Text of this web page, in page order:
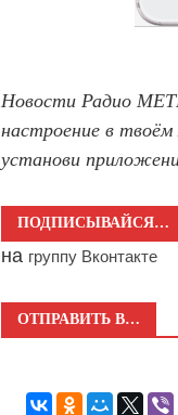
Новости Радио
настроение в
установи
ПОДПИСЫВАЙСЯ…
на группу Вконтакте
ОТПРАВИТЬ В…